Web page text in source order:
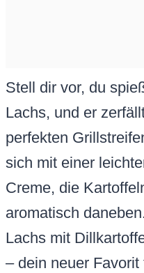
Stell dir vor, du
Lachs, und er
perfekten
sich mit einer
Creme, die
aromatisch
Lachs mit
– dein neuer